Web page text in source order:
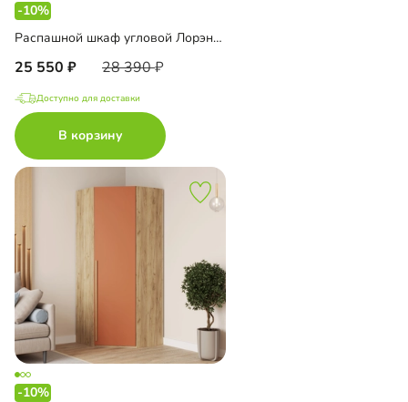
-10%
Распашной шкаф угловой Лорэна-800 Премиум Эко
25 550 28 390
Доступно для доставки
В корзину
-10%